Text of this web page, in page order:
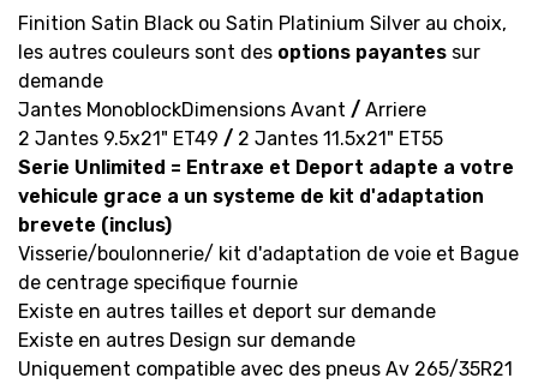
Finition Satin Black ou Satin Platinium Silver au choix,
les autres couleurs sont des options payantes sur
demande
Jantes MonoblockDimensions Avant / Arriere
2 Jantes 9.5x21" ET49 / 2 Jantes 11.5x21" ET55
Serie Unlimited = Entraxe et Deport adapte a votre
vehicule grace a un systeme de kit d'adaptation
brevete (inclus)
Visserie/boulonnerie/ kit d'adaptation de voie et Bague
de centrage specifique fournie
Existe en autres tailles et deport sur demande
Existe en autres Design sur demande
Uniquement compatible avec des pneus Av 265/35R21